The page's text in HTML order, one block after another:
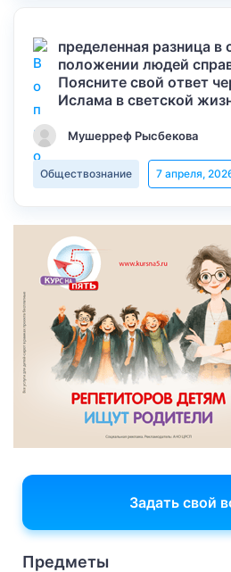
пределенная разница в
положении людей
Поясните свой ответ
Ислама в светской
Мушерреф Рысбекова
Обществознание 7 апреля,
Задать свой
Предметы